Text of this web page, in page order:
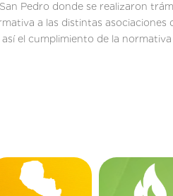
Pedro donde se realizaron
a las distintas asociaciones
el cumplimiento de la